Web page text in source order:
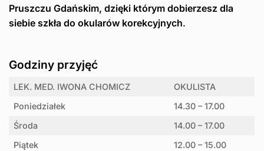
Pruszczu Gdańskim, dzięki którym dobierzesz dla
siebie szkła do okularów korekcyjnych.
Godziny przyjęć
LEK. MED. IWONA CHOMICZ
OKULISTA
Poniedziałek
14.30 – 17.00
Środa
14.00 – 17.00
Piątek
12.00 – 15.00